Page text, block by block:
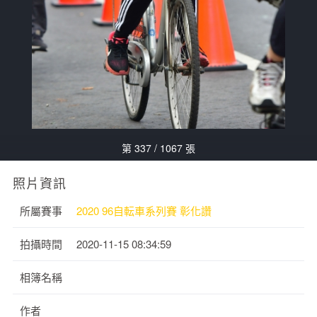
第 337 / 1067 張
照片資訊
所屬賽事 2020 96自転車系列賽 彰化讚
拍攝時間 2020-11-15 08:34:59
相簿名稱
作者